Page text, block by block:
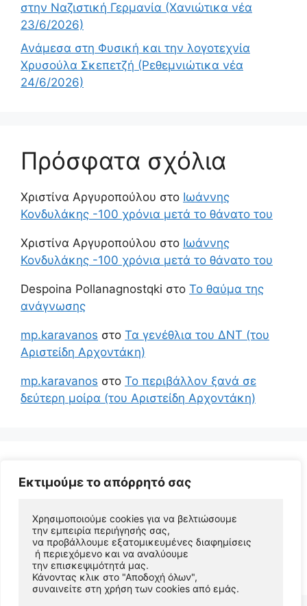
Εκτιμούμε το απόρρητό σας
Χρησιμοποιούμε cookies για να βελτιώσουμε
την εμπειρία περιήγησής σας,
να προβάλλουμε εξατομικευμένες διαφημίσεις
ή περιεχόμενο και να αναλύουμε
την επισκεψιμότητά μας.
Κάνοντας κλικ στο "Αποδοχή όλων",
συναινείτε στη χρήση των cookies από εμάς.
στην Ναζιστική Γερμανία (Χανιώτικα νέα
23/6/2026)
Ανάμεσα στη Φυσική και την λογοτεχνία
Χρυσούλα Σκεπετζή (Ρεθεμνιώτικα νέα
24/6/2026)
Πρόσφατα σχόλια
Χριστίνα Αργυροπούλου στο Ιωάννης
Κονδυλάκης -100 χρόνια μετά το θάνατο του
Χριστίνα Αργυροπούλου στο Ιωάννης
Κονδυλάκης -100 χρόνια μετά το θάνατο του
Despoina Pollanagnostqki στο Το θαύμα της
ανάγνωσης
mp.karavanos στο Τα γενέθλια του ΔΝΤ (του
Αριστείδη Αρχοντάκη)
mp.karavanos στο Το περιβάλλον ξανά σε
δεύτερη μοίρα (του Αριστείδη Αρχοντάκη)
© 2026 Αριστείδης Αρχοντάκης Φυσικός Συγγραφέας
• Φτιαγμένο μεGeneratePress